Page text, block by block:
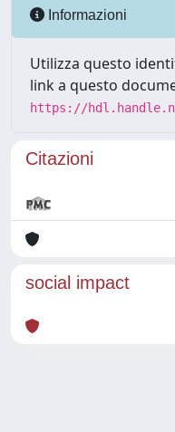
Informazioni
Utilizza questo
link a questo
https://
Citazioni
social impact